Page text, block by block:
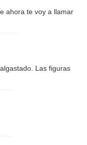
ahora te voy a llamar
Las figuras